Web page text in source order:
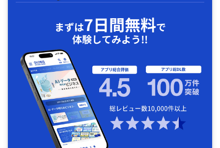
まずは7日間無料で
体験してみよう!!